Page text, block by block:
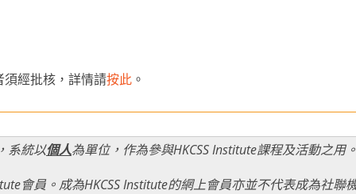
須經批核，詳情請按此 。
系統以個人為單位，作為參與HKCSS Institute課程及活動之用
會員。成為HKCSS Institute的網上會員亦並不代表成為社聯